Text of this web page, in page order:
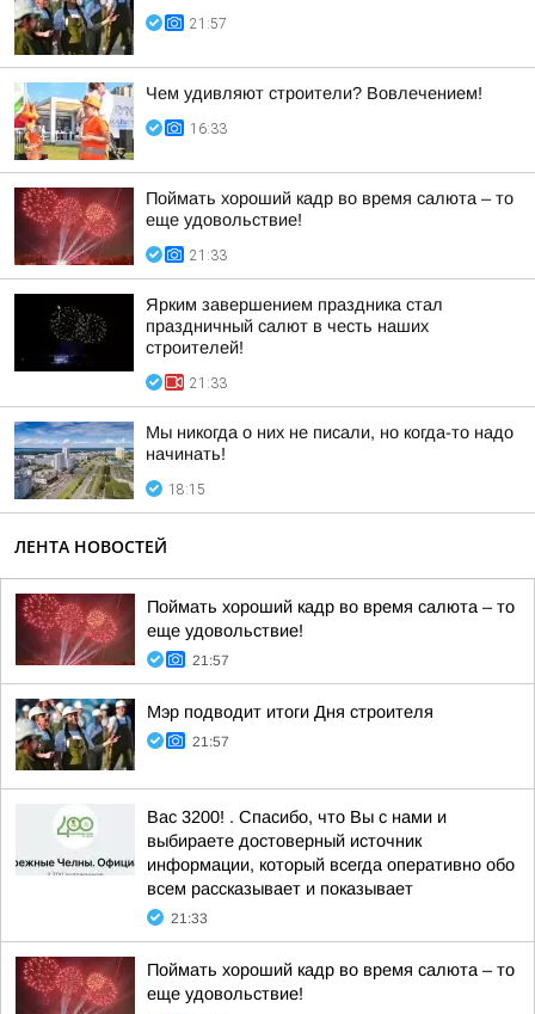
21:57
Чем удивляют строители? Вовлечением!
16:33
Поймать хороший кадр во время салюта – то
еще удовольствие!
21:33
Ярким завершением праздника стал
праздничный салют в честь наших
строителей!
21:33
Мы никогда о них не писали, но когда-то надо
начинать!
18:15
ЛЕНТА НОВОСТЕЙ
Поймать хороший кадр во время салюта – то
еще удовольствие!
21:57
Мэр подводит итоги Дня строителя
21:57
Вас 3200! . Спасибо, что Вы с нами и
выбираете достоверный источник
информации, который всегда оперативно обо
всем рассказывает и показывает
21:33
Поймать хороший кадр во время салюта – то
еще удовольствие!